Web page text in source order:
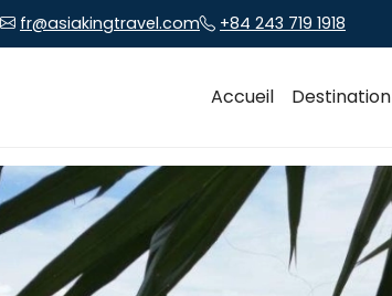
fr@asiakingtravel.com +84 243 719 1918
Accueil Destination